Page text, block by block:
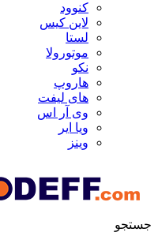
کنوود
لاین کیس
لستا
موتورولا
نکو
هاروپ
های لیفت
وی آر اس
ویا ایر
وینز
جستجو